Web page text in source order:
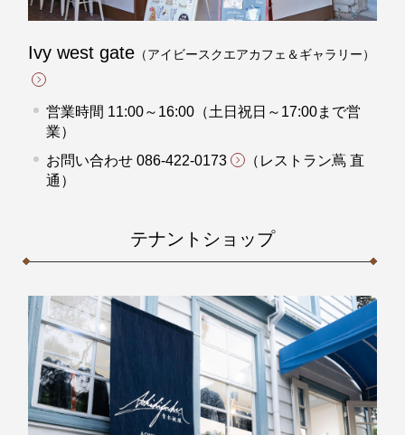
Ivy west gate （アイビースクエアカフェ＆ギャラリー）
営業時間 11:00～16:00（土日祝日～17:00まで営
業）
お問い合わせ086-422-0173
（レストラン蔦 直
通）
テナントショップ